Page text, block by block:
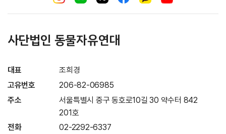
사단법인 동물자유연대
대표
조희경
고유번호
206-82-06985
주소
서울특별시 중구 동호로10길 30 약수터 842
201호
전화
02-2292-6337